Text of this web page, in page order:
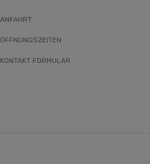
ANFAHRT
ÖFFNUNGSZEITEN
KONTAKT FORMULAR